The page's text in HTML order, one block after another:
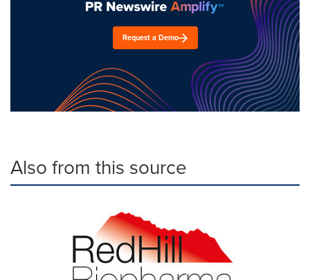
Request a Demo
Also from this source